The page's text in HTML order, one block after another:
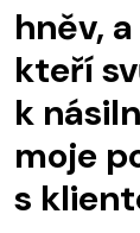
hněv,
kteří
k
moje
s
jsem
na